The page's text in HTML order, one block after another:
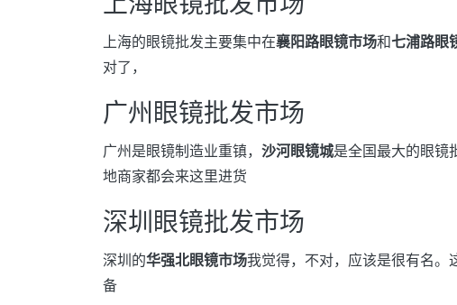
上海的眼镜批发主要集中在襄阳路眼镜市场和七浦路眼
对了，
广州眼镜批发市场
广州是眼镜制造业重镇， 沙河眼镜城是全国最大的眼镜
地商家都会来这里进货
深圳眼镜批发市场
深圳的华强北眼镜市场我觉得，不对，应该是很有名。
备